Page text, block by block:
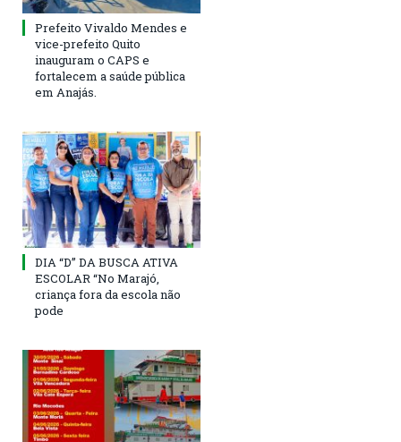
Prefeito Vivaldo Mendes e
vice-prefeito Quito
inauguram o CAPS e
fortalecem a saúde pública
em Anajás.
DIA “D” DA BUSCA ATIVA
ESCOLAR “No Marajó,
criança fora da escola não
pode